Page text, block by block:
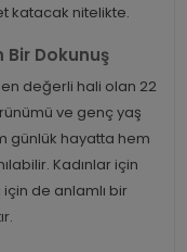
katacak nitelikte.
Bir Dokunuş
en değerli hali olan 22
ve genç yaş
günlük hayatta hem
Kadınlar için
için de anlamlı bir